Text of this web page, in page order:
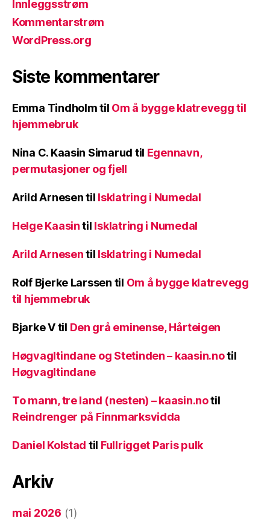
Innleggsstrøm
Kommentarstrøm
WordPress.org
Siste kommentarer
Emma Tindholmtil Om å bygge klatrevegg til
hjemmebruk
Nina C. Kaasin Simarud til Egennavn,
permutasjoner og fjell
Arild Arnesentil Isklatring i Numedal
Helge Kaasintil Isklatring i Numedal
Arild Arnesentil Isklatring i Numedal
Rolf Bjerke Larssen til Om å bygge klatrevegg
til hjemmebruk
Bjarke Vtil Den grå eminense, Hårteigen
Høgvagltindane og Stetinden – kaasin.notil
Høgvagltindane
To mann, tre land (nesten) – kaasin.notil
Reindrenger på Finnmarksvidda
Daniel Kolstad til Fullrigget Paris pulk
Arkiv
mai 2026 (1)